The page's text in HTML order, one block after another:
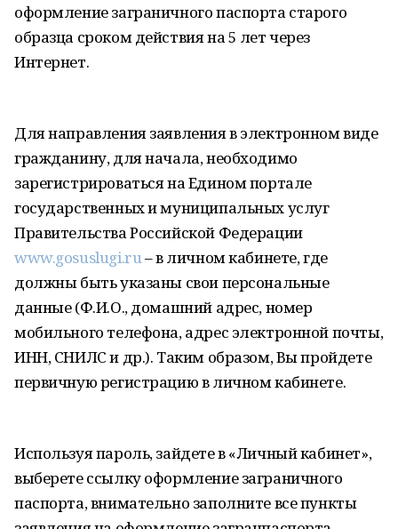
оформление заграничного паспорта старого
образца сроком действия на 5 лет через
Интернет.
Для направления заявления в электронном виде
гражданину, для начала, необходимо
зарегистрироваться на Едином портале
государственных и муниципальных услуг
Правительства Российской Федерации
www.gosuslugi.ru– в личном кабинете, где
должны быть указаны свои персональные
данные (Ф.И.О., домашний адрес, номер
мобильного телефона, адрес электронной почты,
ИНН, СНИЛС и др.). Таким образом, Вы пройдете
первичную регистрацию в личном кабинете.
Используя пароль, зайдете в «Личный кабинет»,
выберете ссылку оформление заграничного
паспорта, внимательно заполните все пункты